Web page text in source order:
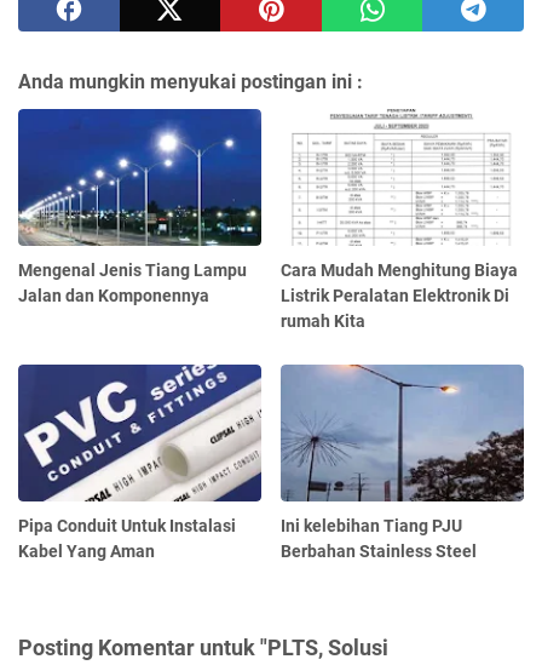
Anda mungkin menyukai postingan ini :
Mengenal Jenis Tiang Lampu
Jalan dan Komponennya
Cara Mudah Menghitung Biaya
Listrik Peralatan Elektronik Di
rumah Kita
Pipa Conduit Untuk Instalasi
Kabel Yang Aman
Ini kelebihan Tiang PJU
Berbahan Stainless Steel
Posting Komentar untuk "PLTS, Solusi